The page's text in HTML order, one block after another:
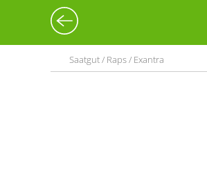
Saatgut / Raps / Exantra